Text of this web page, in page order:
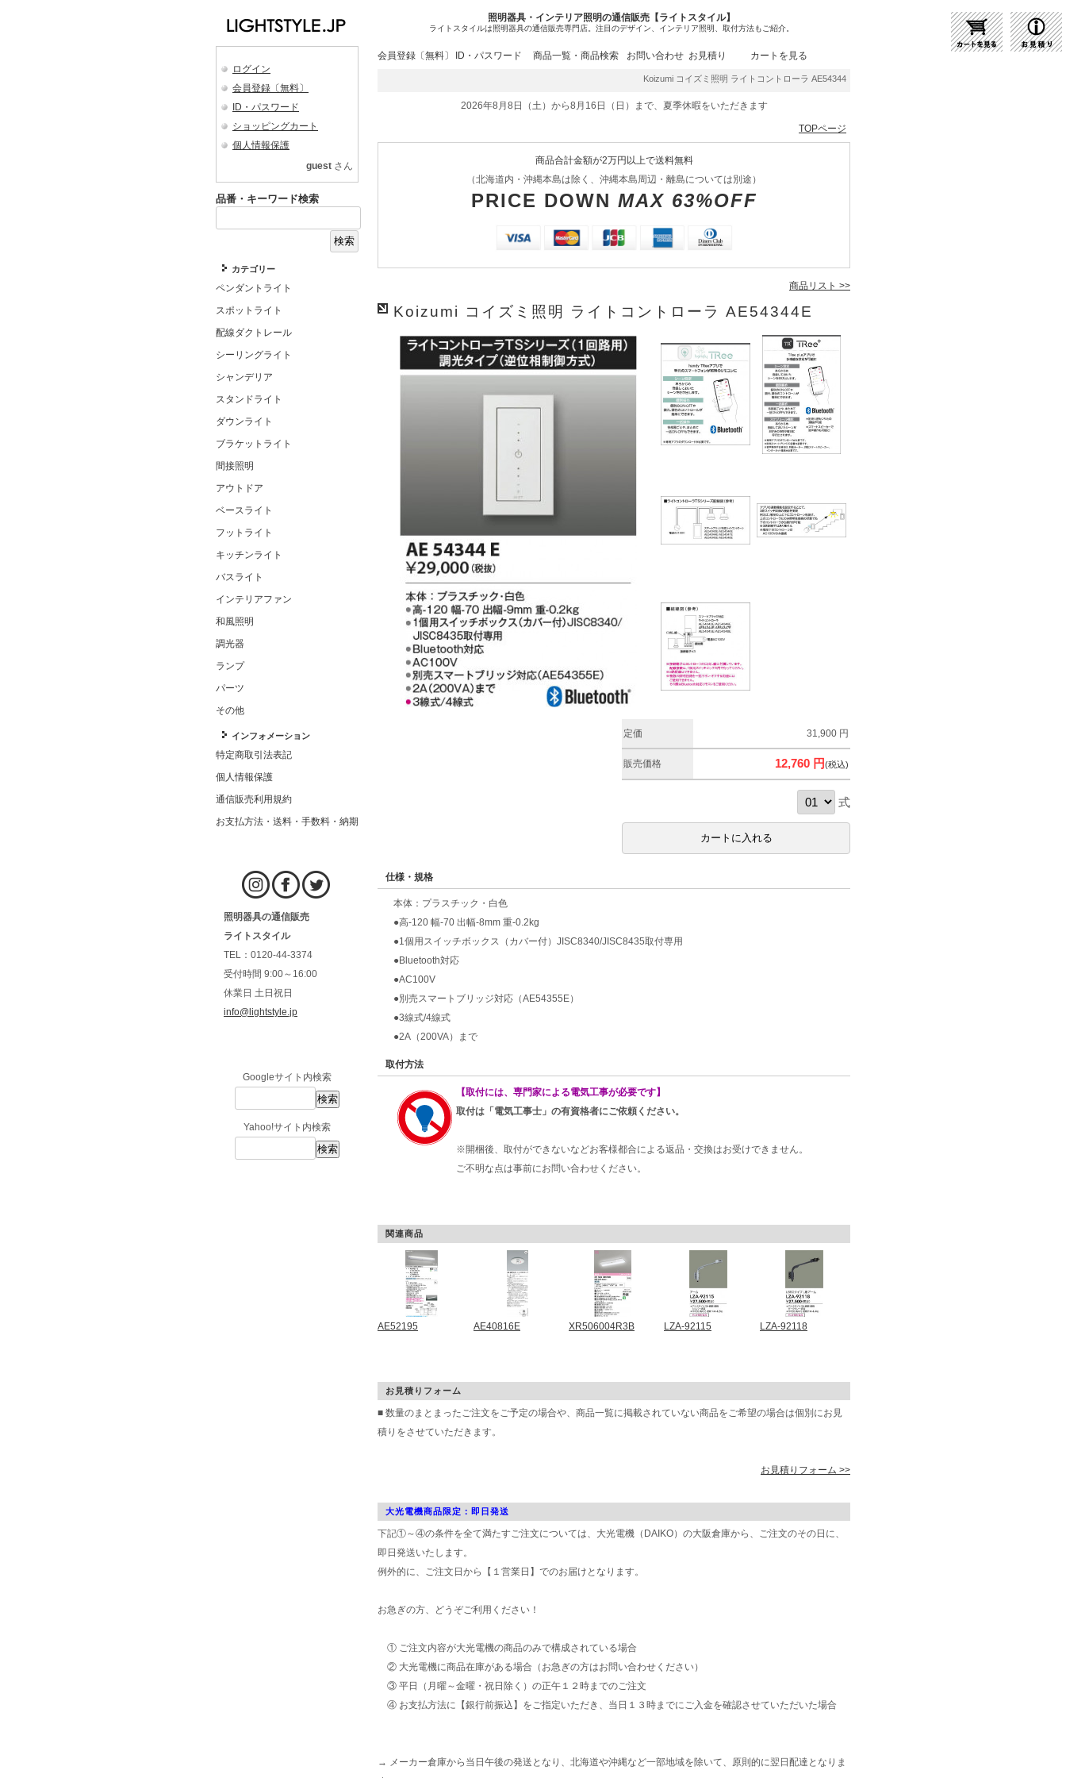
照明器具・インテリア照明の通信販売【ライトスタイル】
ライトスタイルは照明器具の通信販売専門店。注目のデザイン、インテリア照明、取付方法もご紹介。
ログイン
会員登録〔無料〕
ID・パスワード
ショッピングカート
個人情報保護
guest さん
品番・キーワード検索
カテゴリー
ペンダントライト
スポットライト
配線ダクトレール
シーリングライト
シャンデリア
スタンドライト
ダウンライト
ブラケットライト
間接照明
アウトドア
ベースライト
フットライト
キッチンライト
バスライト
インテリアファン
和風照明
調光器
ランプ
パーツ
その他
インフォメーション
特定商取引法表記
個人情報保護
通信販売利用規約
お支払方法・送料・手数料・納期
照明器具の通信販売
ライトスタイル
TEL：0120-44-3374
受付時間 9:00～16:00
休業日 土日祝日
info@lightstyle.jp
Googleサイト内検索
Yahoo!サイト内検索
会員登録〔無料〕 ID・パスワード 商品一覧・商品検索 お問い合わせ お見積り カートを見る
Koizumi コイズミ照明 ライトコントローラ AE54344E | 商品紹介 | 照明器具の通販・インテリア照明の通信販売
2026年8月8日（土）から8月16日（日）まで、夏季休暇をいただきます
TOPページ
商品合計金額が2万円以上で送料無料
（北海道内・沖縄本島は除く、沖縄本島周辺・離島については別途）
PRICE DOWN MAX 63%OFF
商品リスト >>
Koizumi コイズミ照明 ライトコントローラ AE54344E
定価 31,900 円
販売価格 12,760 円(税込)
式
仕様・規格
本体：プラスチック・白色
●高-120 幅-70 出幅-8mm 重-0.2kg
●1個用スイッチボックス（カバー付）JISC8340/JISC8435取付専用
●Bluetooth対応
●AC100V
●別売スマートブリッジ対応（AE54355E）
●3線式/4線式
●2A（200VA）まで
取付方法
【取付には、専門家による電気工事が必要です】
取付は「電気工事士」の有資格者にご依頼ください。
※開梱後、取付ができないなどお客様都合による返品・交換はお受けできません。
ご不明な点は事前にお問い合わせください。
関連商品
AE52195 AE40816E XR506004R3B LZA-92115 LZA-92118
お見積りフォーム
■ 数量のまとまったご注文をご予定の場合や、商品一覧に掲載されていない商品をご希望の場合は個別にお見
積りをさせていただきます。
お見積りフォーム >>
大光電機商品限定：即日発送
下記①～④の条件を全て満たすご注文については、大光電機（DAIKO）の大阪倉庫から、ご注文のその日に、
即日発送いたします。
例外的に、ご注文日から【１営業日】でのお届けとなります。
お急ぎの方、どうぞご利用ください！
① ご注文内容が大光電機の商品のみで構成されている場合
② 大光電機に商品在庫がある場合（お急ぎの方はお問い合わせください）
③ 平日（月曜～金曜・祝日除く）の正午１２時までのご注文
④ お支払方法に【銀行前振込】をご指定いただき、当日１３時までにご入金を確認させていただいた場合
→ メーカー倉庫から当日午後の発送となり、北海道や沖縄など一部地域を除いて、原則的に翌日配達となりま